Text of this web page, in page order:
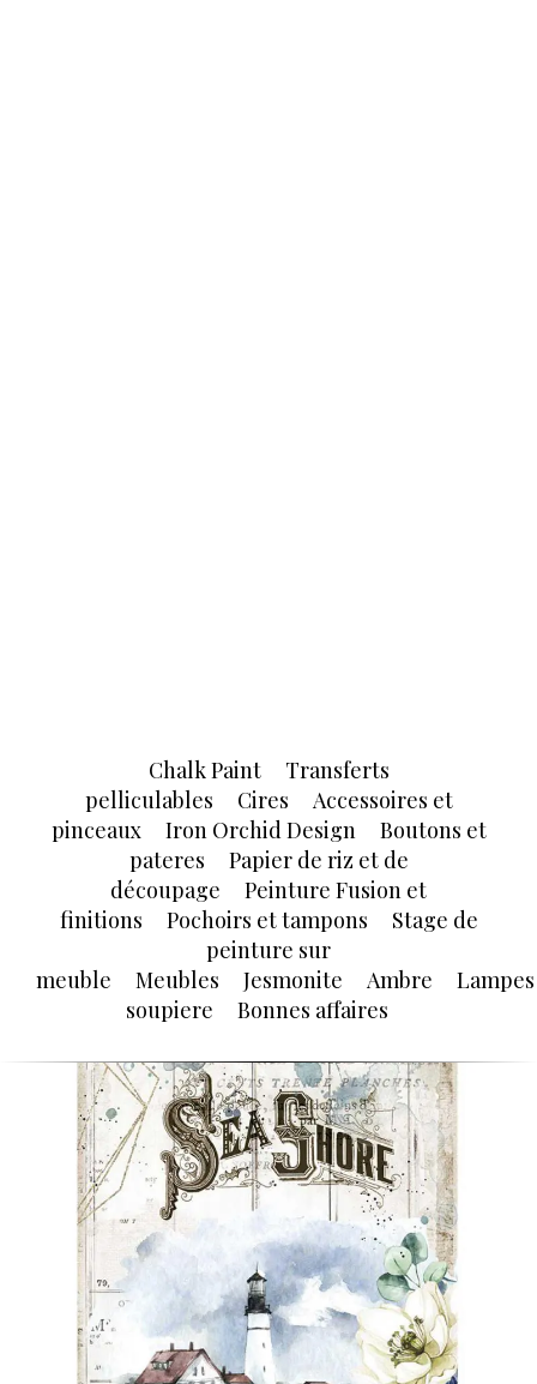
Chalk Paint
Transferts
pelliculables
Cires
Accessoires et
pinceaux
Iron Orchid Design
Boutons et
pateres
Papier de riz et de
découpage
Peinture Fusion et
finitions
Pochoirs et tampons
Stage de
peinture sur
meuble
Meubles Jesmonite Ambre
Lampes
soupiere
Bonnes affaires